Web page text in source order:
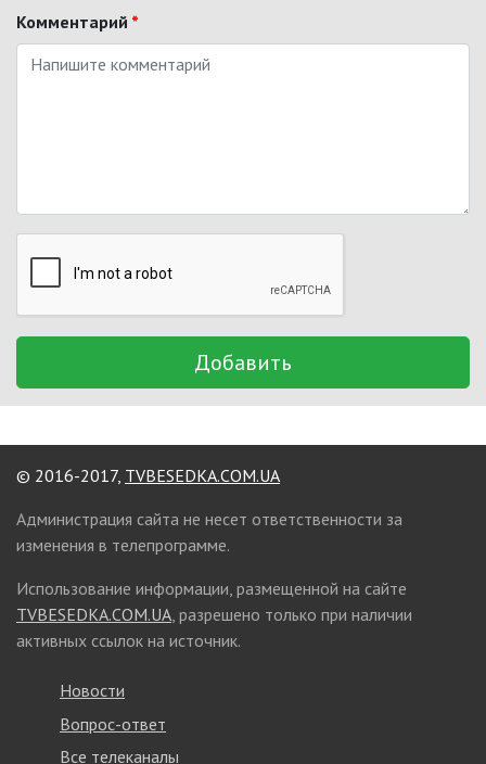
Комментарий *
Добавить
© 2016-2017, TVBESEDKA.COM.UA
Администрация сайта не несет ответственности за
изменения в телепрограмме.
Использование информации, размещенной на сайте
TVBESEDKA.COM.UA , разрешено только при наличии
активных ссылок на источник.
Новости
Вопрос-ответ
Все телеканалы